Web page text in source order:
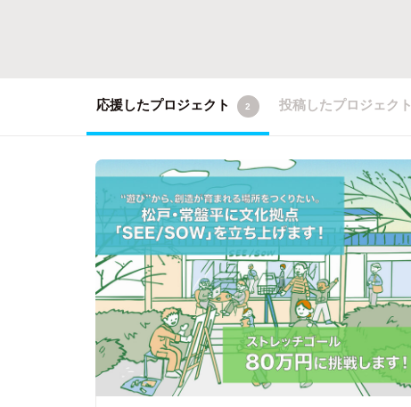
応援したプロジェクト 2 投稿したプロジェクト